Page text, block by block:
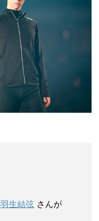
生結弦 さんが